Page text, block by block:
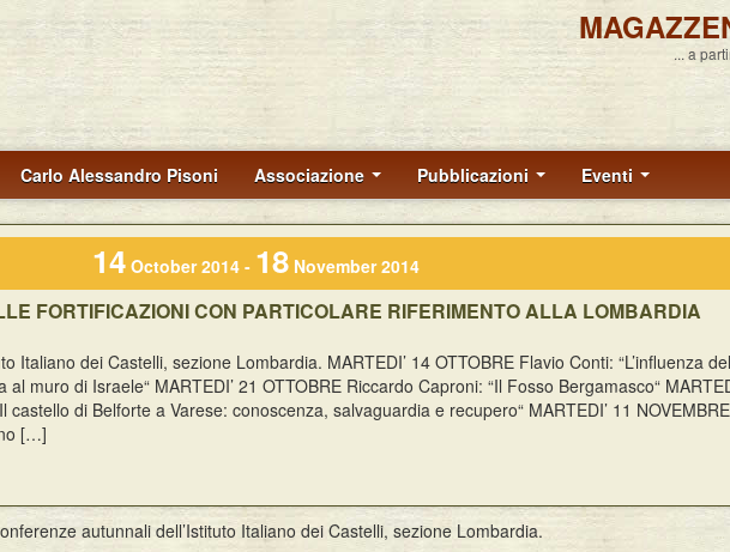
... a
Carlo Alessandro Pisoni Associazione Pubblicazioni Eventi
14October 2014 - 18November 2014
FORTIFICAZIONI CON PARTICOLARE RIFERIMENTO ALLA LOMBARDIA
Italiano dei Castelli, sezione Lombardia. MARTEDI’ 14 OTTOBRE Flavio Conti: “L’influenza
muro di Israele“ MARTEDI’ 21 OTTOBRE Riccardo Caproni: “Il Fosso Bergamasco“
castello di Belforte a Varese: conoscenza, salvaguardia e recupero“ MARTEDI’ 11 NOVEMBRE
[…]
autunnali dell’Istituto Italiano dei Castelli, sezione Lombardia.